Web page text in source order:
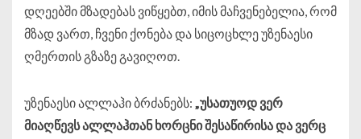
დღეებში მზადებას ვიწყებთ, იმის მაჩვენებელია, რომ
მზად ვართ, ჩვენი ქონება და სიცოცხლე უზენაესი
ღმერთის გზაზე გავიღოთ.
უზენაესი ალლაჰი ბრძანებს: „უსათუოდ ვერ
მიაღწევსალლაჰთან ხორცნიშესაწირისადა ვერც